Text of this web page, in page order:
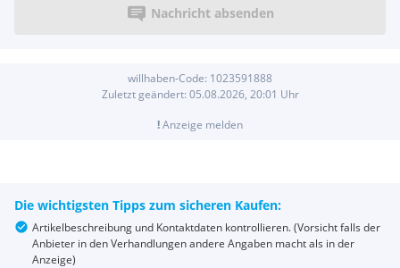
Nachricht absenden
willhaben-Code: 1023591888
Zuletzt geändert: 05.08.2026, 20:01 Uhr
!Anzeige melden
Die wichtigsten Tipps zum sicheren Kaufen:
Artikelbeschreibung und Kontaktdaten kontrollieren. (Vorsicht falls der
Anbieter in den Verhandlungen andere Angaben macht als in der
Anzeige)